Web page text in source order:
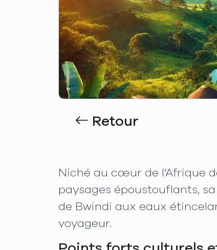
Retour
Niché au cœur de l’Afrique
paysages époustouflants,
de Bwindi aux eaux
voyageur.